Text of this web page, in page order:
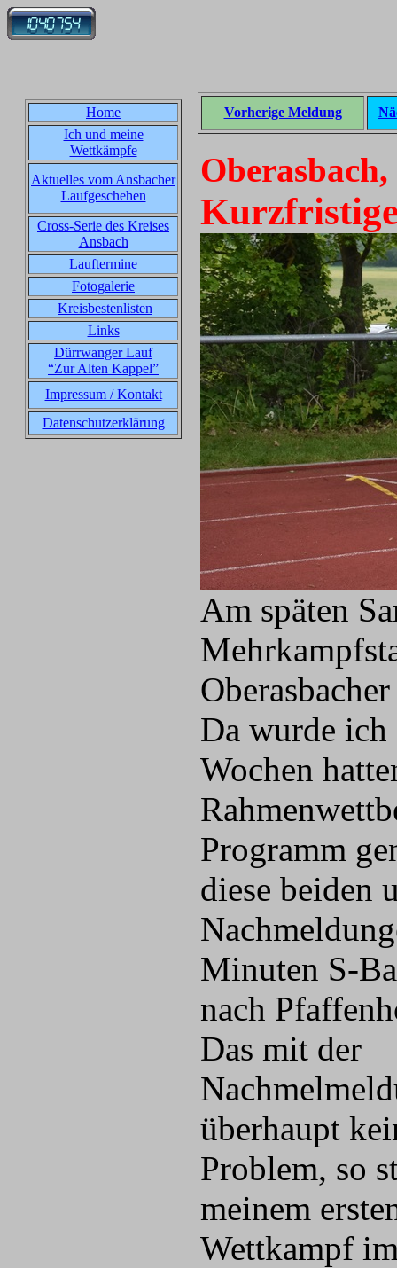
Home
Ich und meine
Wettkämpfe
Aktuelles vom Ansbacher
Laufgeschehen
Cross-Serie des Kreises
Ansbach
Lauftermine
Fotogalerie
Kreisbestenlisten
Links
Dürrwanger Lauf
“Zur Alten Kappel”
Impressum / Kontakt
Datenschutzerklärung
Vorherige Meldung
Am späten
Da wurde
Wochen
Programm
diese beiden
Minuten S-
nach
Das mit der
überhaupt
Problem, so
meinem
Wettkampf